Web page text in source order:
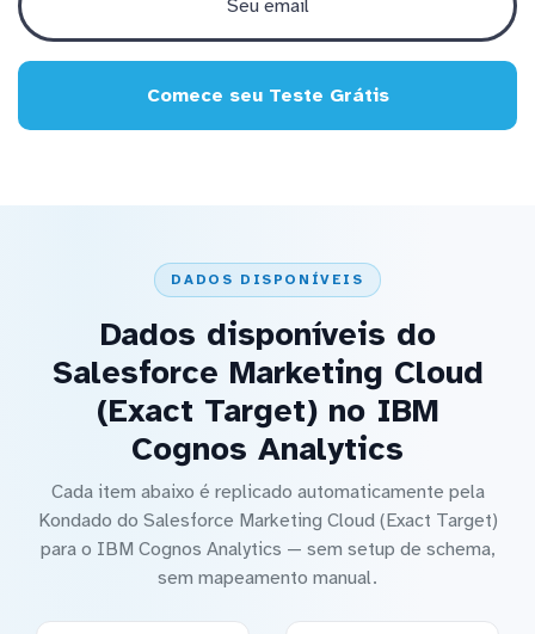
Comece seu Teste Grátis
DADOS DISPONÍVEIS
Dados disponíveis do
Salesforce Marketing Cloud
(Exact Target) no IBM
Cognos Analytics
Cada item abaixo é replicado automaticamente pela
Kondado do Salesforce Marketing Cloud (Exact Target)
para o IBM Cognos Analytics — sem setup de schema,
sem mapeamento manual.